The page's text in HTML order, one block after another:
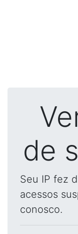
de
Seu IP fez
acessos
conosco.